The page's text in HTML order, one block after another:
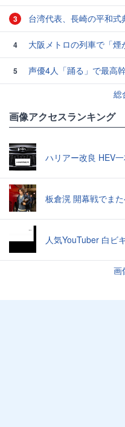
3 台湾代表、長崎の平和式
4 大阪メトロの列車で「煙
5
声優4人「踊る」で最高
総
画像アクセスランキング
ハリアー改良 HEV
板倉滉 開幕戦でま
人気YouTuber 白ビ
画